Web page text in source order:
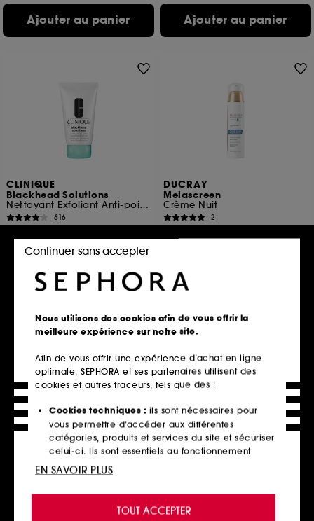
Ajouter au panier Ajouter au panier
CLINIQUE
Blackhead Solutions
Nettoyant Exfoliant Anti-points Noirs
616
DUCRAY
Melascreen
Crème Nuit
2
PAULA'S CHOICE
Resist
68 21
42,75€
Nous utilisons des cookies afin de vous offrir la
meilleure expérience sur notre site.
Afin de vous offrir une expérience d’achat en ligne
optimale, SEPHORA et ses partenaires utilisent des
cookies et autres traceurs, tels que des :
Cookies techniques : ils sont nécessaires pour
vous permettre d’accéder aux différentes
catégories, produits et services du site et sécuriser
celui-ci. Ils sont essentiels au fonctionnement
technique du site et ne peuvent être désactivés.
de vous offrir une expérience enrichie et
personnalisée en vous recommandant des
TOUT ACCEPTER
Continuer sans accepter
EN SAVOIR PLUS